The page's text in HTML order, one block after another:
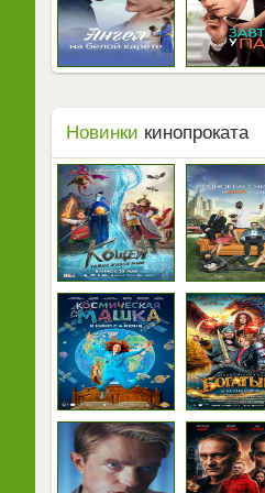
Новинки кинопроката